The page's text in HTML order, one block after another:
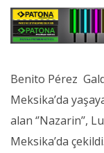
Benito Pérez
Meksika’da
alan ‘’Nazarin’’,
Meksika’da